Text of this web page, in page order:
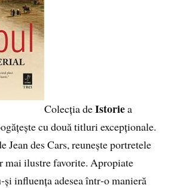
Colecția deIstoriea
cu două titluri excepționale.
Jean des Cars, reunește portretele
mai ilustre favorite. Apropiate
influența adesea într‑o manieră